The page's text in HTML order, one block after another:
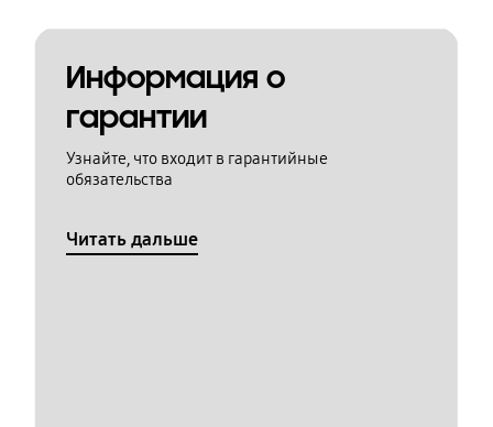
Информация о
гарантии
Узнайте, что входит в гарантийные
обязательства
Читать дальше